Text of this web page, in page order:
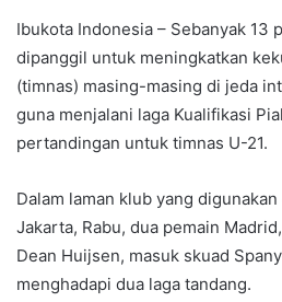
Ibukota Indonesia – Sebanyak 13
dipanggil untuk meningkatkan
(timnas) masing-masing di jeda
guna menjalani laga Kualifikasi
pertandingan untuk timnas U-21.
Dalam laman klub yang
Jakarta, Rabu, dua pemain
Dean Huijsen, masuk skuad
menghadapi dua laga tandang.